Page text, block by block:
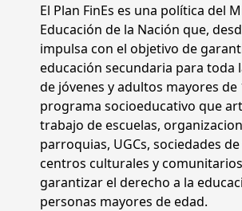
El Plan FinEs es una política del
Educación de la Nación que,
impulsa con el objetivo de
educación secundaria para toda
de jóvenes y adultos mayores de
programa socioeducativo que
trabajo de escuelas,
parroquias, UGCs, sociedades
centros culturales y
garantizar el derecho a la
personas mayores de edad.